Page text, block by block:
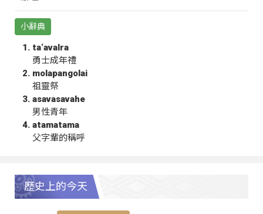
小辭典
ta‘avalra
勇士成年禮
molapangolai
祖靈祭
asavasavahe
男性青年
atamatama
父字輩的稱呼
歷史上的今天